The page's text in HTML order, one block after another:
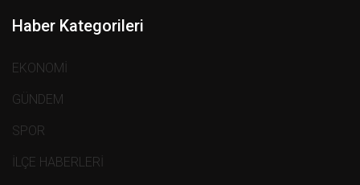
Haber Kategorileri
EKONOMİ
GÜNDEM
SPOR
İLÇE HABERLERİ